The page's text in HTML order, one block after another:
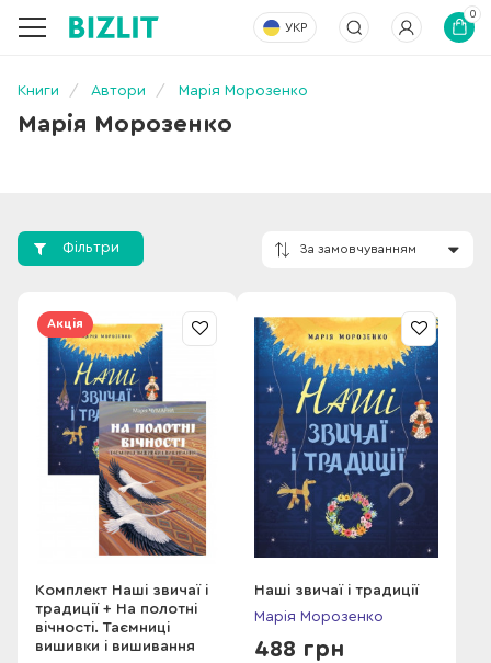
УКР
0
Книги Автори Марія Морозенко
Марія Морозенко
Фільтри
Акція
Комплект Наші звичаї і
традиції + На полотні
вічності. Таємниці
вишивки і вишивання
Наші звичаї і традиції
Марія Морозенко
488 грн